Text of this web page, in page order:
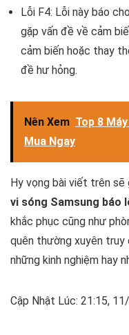
Lỗi F4: Lỗi này báo
gặp vấn đề về cảm
cảm biến hoặc thay
đề hư hỏng.
Nên Xem Top 8
Mua Ngay
Hy vọng bài viết trên sẽ
vi sóng Samsung báo
khắc phục cũng như
quên thường xuyên truy
những kinh nghiệm hay
Cập Nhật Lúc: 21:15,